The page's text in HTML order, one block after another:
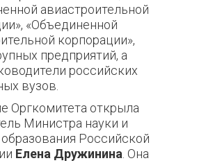
авиастроительной
«Объединенной
корпорации»,
предприятий, а
российских
вузов.
Оргкомитета открыла
Министра науки и
Российской
Елена Дружинина . Она